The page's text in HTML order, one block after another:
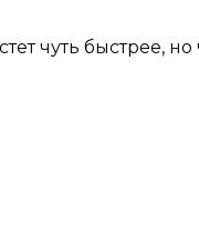
чуть быстрее, но